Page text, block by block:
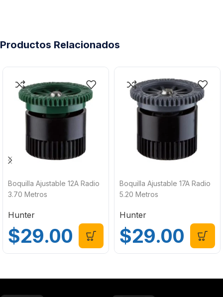
Productos Relacionados
Boquilla Ajustable 12A Radio
3.70 Metros
Hunter
$29.00
Boquilla Ajustable 17A Radio
5.20 Metros
Hunter
$29.00